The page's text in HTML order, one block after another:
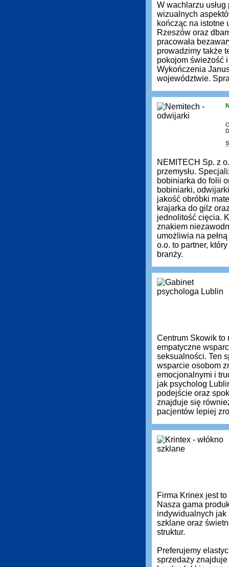
W wachlarzu
wizualnych
kończąc na istotne
Rzeszów oraz
pracowała
prowadzimy także
pokojom świeżość
Wykończenia
województwie.
NEMITECH Sp. z
przemysłu.
bobiniarka do folii
bobiniarki,
jakość obróbki
krajarka do gilz
jednolitość cięcia.
znakiem
umożliwia na
o.o. to partner,
branży.
Centrum Skowik to
empatyczne
seksualności. Ten
wsparcie osobom
emocjonalnymi i
jak psycholog
podejście oraz
znajduje się
pacjentów lepiej
Firma Krinex jest
Nasza gama
indywidualnych jak
szklane oraz
struktur.
Preferujemy
sprzedaży